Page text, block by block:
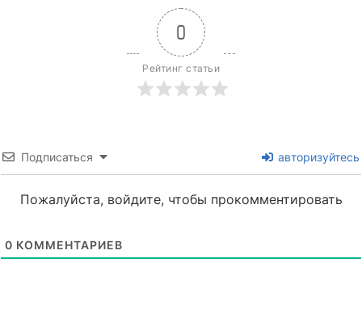
0
Рейтинг статьи
Подписаться авторизуйтесь
Пожалуйста, войдите, чтобы прокомментировать
0 КОММЕНТАРИЕВ